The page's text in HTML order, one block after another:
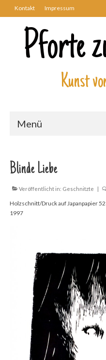
Kontakt Impressum
Pforte
Kunst
Menü
Kunstwerke
Biblisch
Engel und Geflügelte
Gezeichnete
Köpfe
Märchen
Schwarze Serie
Viecher
Blinde Liebe
Veröffentlicht in: Geschnitzte |
Holzschnitt/Druck auf Japanpapier
1997